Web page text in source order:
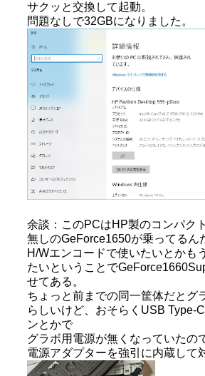
サクッと交換して起動。
問題なしで32GBになりました。
余談：このPCはHP製のコンパク
無しのGeForce1650が乗ってるん
H/Wエンコードで使いたいとかも
たいということで
せてある。
ちょっと前までの同一筐体だとグ
らしいけど、おそらくUSB Type-
ンとかで
グラボ用電源が無くなっていたの
電源アダプターを強引に内蔵して